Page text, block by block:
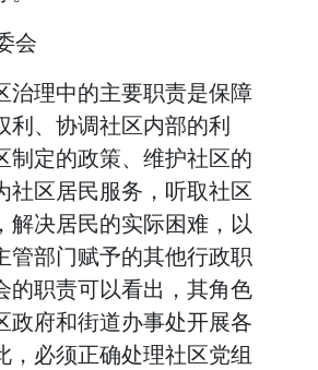
会
治理中的主要职责是保障
利、协调社区内部的利
制定的政策、维护社区的
社区居民服务，听取社区
解决居民的实际困难，以
管部门赋予的其他行政职
的职责可以看出，其角色
政府和街道办事处开展各
，必须正确处理社区党组